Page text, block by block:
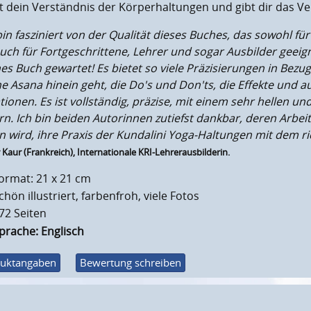
dein Verständnis der Körperhaltungen und gibt dirdas
fasziniert vonderQualität dieses Buches, das sowohl
für Fortgeschrittene, Lehrer und sogarAusbilder
Buch gewartet! Es bietet so viele Präzisierungenin
eAsanahinein geht, die Do's und Don'ts, die Effekte und
Es ist vollständig, präzise, mit einem sehr hellen
Ich bin beiden Autorinnen zutiefst dankbar, deren
wird, ihre Praxis der Kundalini Yoga-Haltungen mit dem
(Frankreich), Internationale KRI-Lehrerausbilderin.
21 x 21 cm
illustriert, farbenfroh, viele Fotos
Seiten
Englisch
Bewertung schreiben